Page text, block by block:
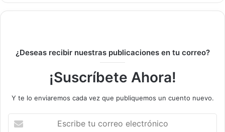
we bo dIn ub
¿Deseas recibir nuestras publicaciones en tu correo?
¡Suscríbete Ahora!
Y te lo enviaremos cada vez que publiquemos un cuento nuevo.